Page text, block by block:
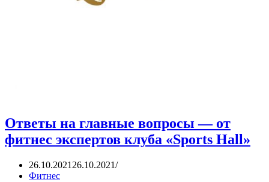
Ответы на главные вопросы — от
фитнес экспертов клуба «Sports Hall»
26.10.2021 26.10.2021
Фитнес